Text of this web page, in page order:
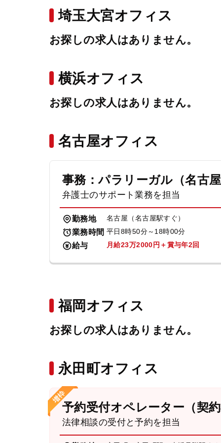
埼玉大宮オフィス
お探しの求人はありません。
横浜オフィス
お探しの求人はありません。
名古屋オフィス
事務：パラリーガル（名古
弁護士のサポート業務を担当
勤務地 名古屋（名古屋駅すぐ）
業務時間 平日8時50分～18時00分
給与 月給23万2000円＋賞与年2回
福岡オフィス
お探しの求人はありません。
永田町オフィス
予約受付オペレーター（契
法律相談の受付と予約を担当